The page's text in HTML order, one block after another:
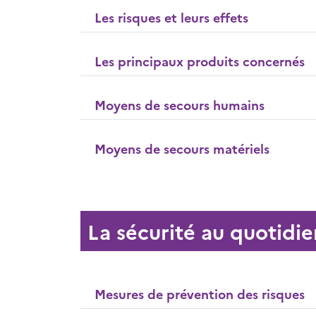
Les risques et leurs effets
Les principaux produits concernés
Moyens de secours humains
Moyens de secours matériels
La sécurité au
Mesures de prévention des risques